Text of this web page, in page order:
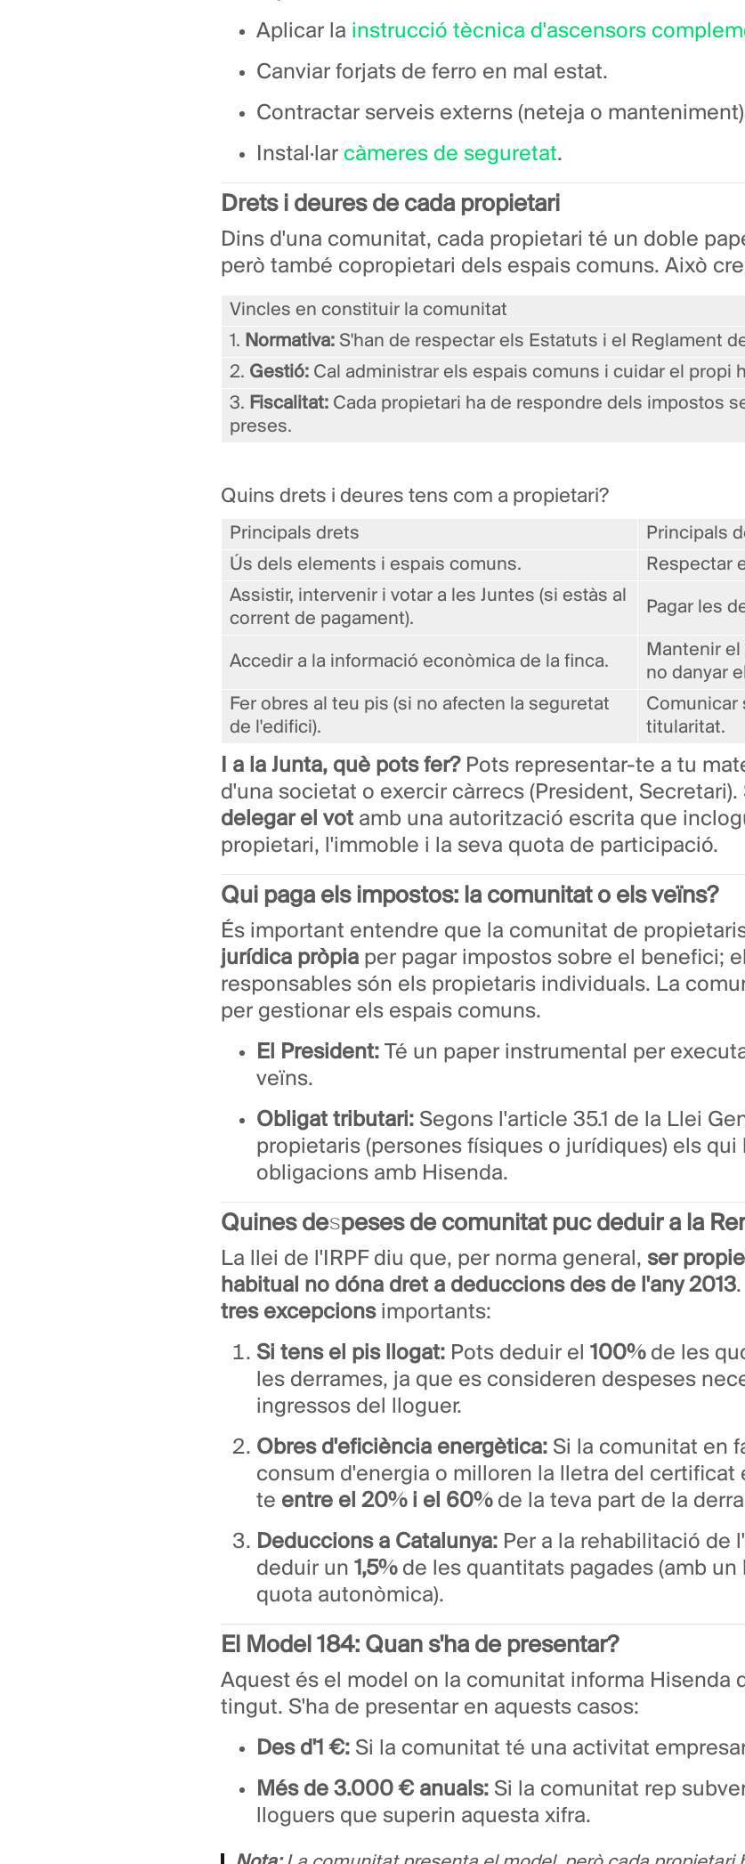
Aplicar la instrucció tècnica d'ascensors
Canviar forjats de ferro en mal estat.
Contractar serveis externs (neteja o
Instal·lar càmeres de seguretat.
Drets i deures de cada propietari
Dins d'una comunitat, cada propietari té un doble
però també copropietari dels espais comuns. Això
Vincles en constituir la comunitat
1. Normativa: S'han de respectar els Estatuts i el Reglament
2. Gestió: Cal administrar els espais comuns i cuidar el propi
3. Fiscalitat: Cada propietari ha de respondre dels impostos
preses.
Quins drets i deures tens com a propietari?
Principals drets
Principals
Ús dels elements i espais comuns.
Respectar
Assistir, intervenir i votar a les Juntes (si estàs al
corrent de pagament).
Pagar les
Accedir a la informació econòmica de la finca.
Mantenir
no danyar
Fer obres al teu pis (si no afecten la seguretat
de l'edifici).
Comunicar
titularitat.
I a la Junta, què pots fer?Pots representar-te a tu
d'una societat o exercir càrrecs (President,
delegar el vot amb una autorització escrita que
propietari, l'immoble i la seva quota de participació.
Qui paga els impostos: la comunitat o els veïns?
És important entendre que la comunitat de
jurídica pròpia per pagar impostos sobre el benefici;
responsables són els propietaris individuals. La
per gestionar els espais comuns.
El President: Té un paper instrumental per
veïns.
Obligat tributari: Segons l'article 35.1 de la Llei
propietaris (persones físiques o jurídiques) els
obligacions amb Hisenda.
Quines despeses de comunitat puc deduir a la
La llei de l'IRPF diu que, per norma general,ser
habitual no dóna dret a deduccions des de l'any 2013
tres excepcionsimportants:
Si tens el pis llogat: Pots deduir el100%de les
les derrames, ja que es consideren despeses
ingressos del lloguer.
Obres d'eficiència energètica: Si la comunitat en
consum d'energia o milloren la lletra del certificat
te entre el 20% i el 60%de la teva part de la
Deduccions a Catalunya: Per a la rehabilitació de
deduir un1,5%de les quantitats pagades (amb un
quota autonòmica).
El Model 184: Quan s'ha de presentar?
Aquest és el model on la comunitat informa Hisenda
tingut. S'ha de presentar en aquests casos:
Des d'1 €: Si la comunitat té una activitat
Més de 3.000 € anuals: Si la comunitat rep
lloguers que superin aquesta xifra.